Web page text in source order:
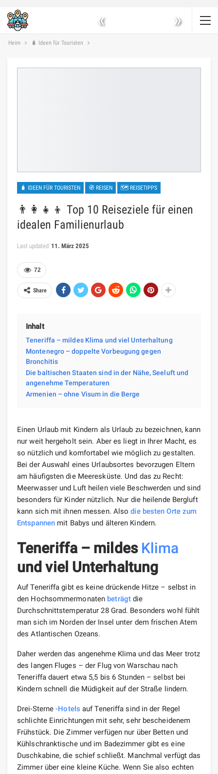
« »
Heim 🧳 Ideen für Touristen
🧳 IDEEN FÜR TOURISTEN 🧭 REISEN 🗺 REISETIPPS
👨‍👩‍👧‍👦 Top 10 Reiseziele für einen
idealen Familienurlaub
Last updated 11. März 2025
72
Share
Inhalt
Teneriffa – mildes Klima und viel Unterhaltung
Montenegro – doppelte Vorbeugung gegen
Bronchitis
Die baltischen Staaten sind in der Nähe, Seeluft und
angenehme Temperaturen
Armenien – ohne Visum in die Berge
Einen Urlaub mit Kindern als Urlaub zu bezeichnen, kann
nur weit hergeholt sein. Aber es liegt in Ihrer Macht, es
so nützlich und komfortabel wie möglich zu gestalten.
Bei der Auswahl eines Urlaubsortes bevorzugen Eltern
am häufigsten die Meeresküste. Und das zu Recht:
Meerwasser und Luft heilen viele Beschwerden und sind
besonders für Kinder nützlich. Nur die heilende Bergluft
kann sich mit ihnen messen. Alsodie besten Orte zum
Entspannen mit Babys und älteren Kindern.
Teneriffa – mildes Klima
und viel Unterhaltung
Auf Teneriffa gibt es keine drückende Hitze – selbst in
den Hochsommermonaten beträgtdie
Durchschnittstemperatur 28 Grad. Besonders wohl fühlt
man sich im Norden der Insel unter dem frischen Atem
des Atlantischen Ozeans.
Daher werden das angenehme Klima und das Meer trotz
des langen Fluges – der Flug von Warschau nach
Teneriffa dauert etwa 5,5 bis 6 Stunden – selbst bei
Kindern schnell die Müdigkeit auf der Straße lindern.
Drei-Sterne-Hotels auf Teneriffa sind in der Regel
schlichte Einrichtungen mit sehr, sehr bescheidenem
Frühstück. Die Zimmer verfügen nur über Betten und
Kühlschranktische und im Badezimmer gibt es eine
Duschkabine, die schief schließt. Manchmal verfügt das
Zimmer über eine kleine Küche. Wenn Sie also echten